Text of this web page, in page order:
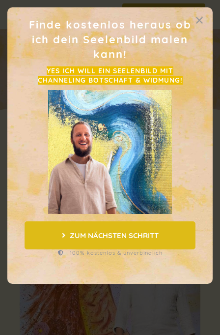
Telegram Impulse
Jetzt direkt anhören!
Manifestieren funktioniert nicht so,
wie du denkst
✕
Finde kostenlos herausob
ich dein Seelenbild malen
kann!
YES ICH WILL EIN SEELENBILD MIT
CHANNELING BOTSCHAFT & WIDMUNG!
ZUM NÄCHSTEN SCHRITT
100% kostenlos & unverbindlich